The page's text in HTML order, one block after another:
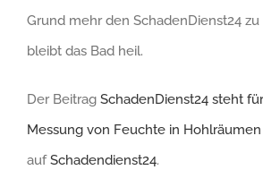
Grund mehr den SchadenDienst24
bleibt das Bad heil.
Der Beitrag SchadenDienst24 steht
Messung von Feuchte in Hohlräumen
aufSchadendienst24.